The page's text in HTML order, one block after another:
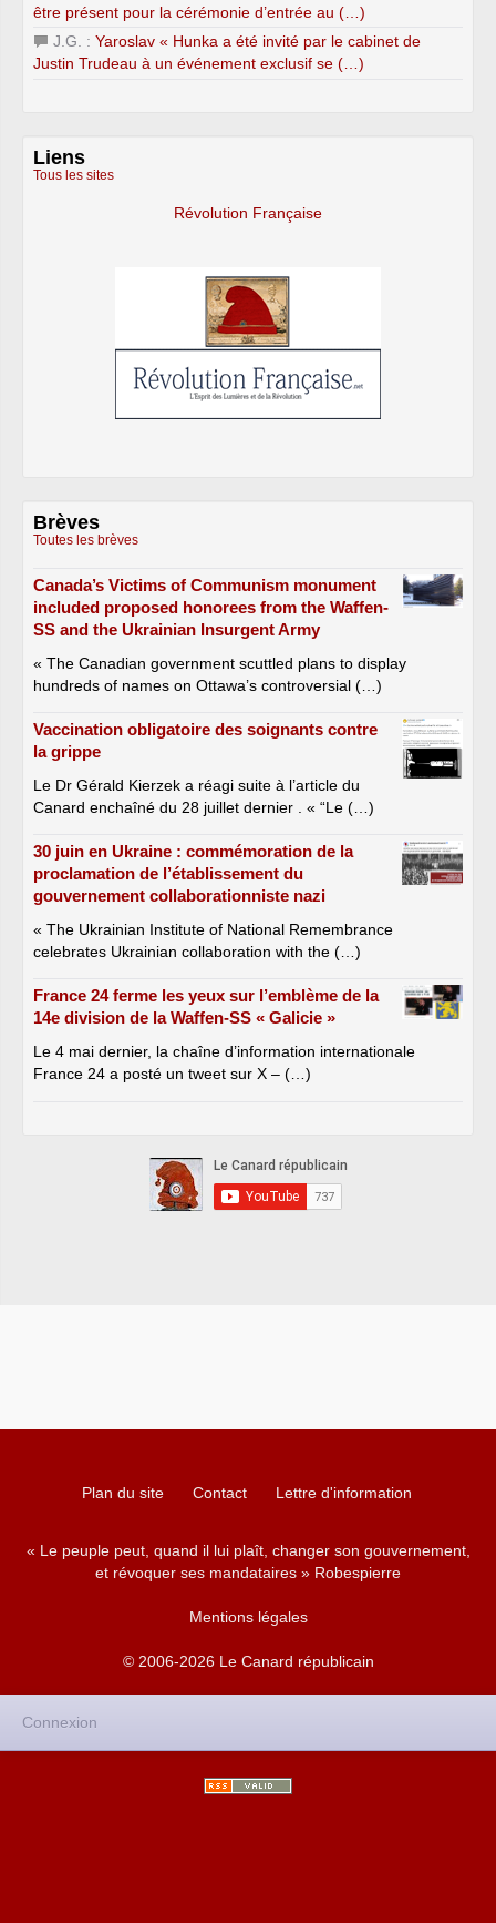
être présent pour la cérémonie d’entrée au (…)
J.G. : Yaroslav « Hunka a été invité par le cabinet de
Justin Trudeau à un événement exclusif se (…)
Liens
Tous les sites
Révolution Française
Brèves
Toutes les brèves
Canada’s Victims of Communism monument
included proposed honorees from the Waffen-
SS and the Ukrainian Insurgent Army
« The Canadian government scuttled plans to display
hundreds of names on Ottawa’s controversial (…)
Vaccination obligatoire des soignants contre
la grippe
Le Dr Gérald Kierzek a réagi suite à l’article du
Canard enchaîné du 28 juillet dernier . « “Le (…)
30 juin en Ukraine : commémoration de la
proclamation de l’établissement du
gouvernement collaborationniste nazi
« The Ukrainian Institute of National Remembrance
celebrates Ukrainian collaboration with the (…)
France 24 ferme les yeux sur l’emblème de la
14e division de la Waffen-SS « Galicie »
Le 4 mai dernier, la chaîne d’information internationale
France 24 a posté un tweet sur X – (…)
Plan du site Contact Lettre d'information
« Le peuple peut, quand il lui plaît, changer son gouvernement,
et révoquer ses mandataires » Robespierre
Mentions légales
© 2006-2026 Le Canard républicain
Connexion